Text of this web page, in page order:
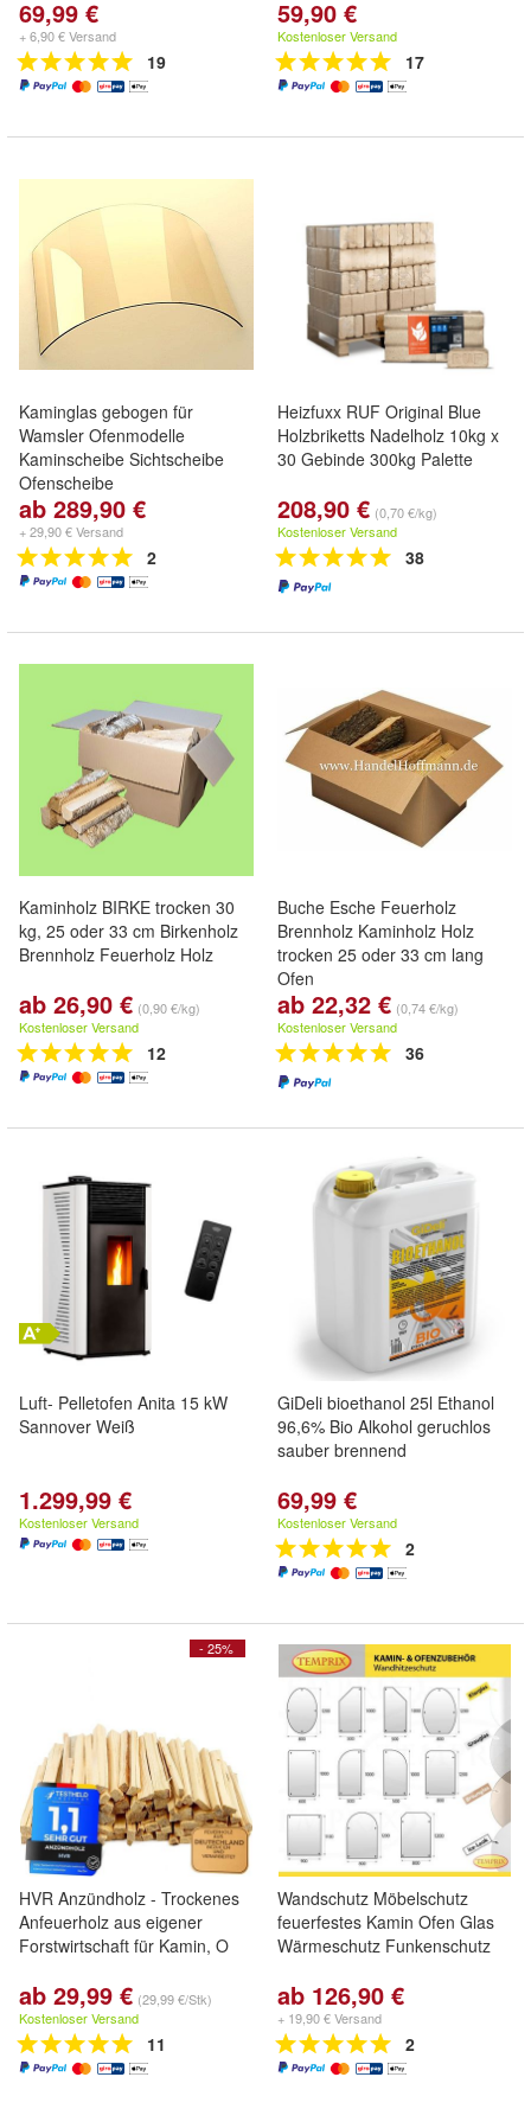
69,99 €
+ 6,90 € Versand
19
59,90 €
Kostenloser Versand
17
Kaminglas gebogen für
Wamsler Ofenmodelle
Kaminscheibe Sichtscheibe
Ofenscheibe
ab 289,90 €
+ 29,90 € Versand
2
Heizfuxx RUF Original Blue
Holzbriketts Nadelholz 10kg x
30 Gebinde 300kg Palette
208,90 € (0,70 €/kg)
Kostenloser Versand
38
Kaminholz BIRKE trocken 30
kg, 25 oder 33 cm Birkenholz
Brennholz Feuerholz Holz
ab 26,90 € (0,90 €/kg)
Kostenloser Versand
12
Buche Esche Feuerholz
Brennholz Kaminholz Holz
trocken 25 oder 33 cm lang
Ofen
ab 22,32 € (0,74 €/kg)
Kostenloser Versand
36
Luft- Pelletofen Anita 15 kW
Sannover Weiß
1.299,99 €
Kostenloser Versand
GiDeli bioethanol 25l Ethanol
96,6% Bio Alkohol geruchlos
sauber brennend
69,99 €
Kostenloser Versand
2
- 25%
HVR Anzündholz - Trockenes
Anfeuerholz aus eigener
Forstwirtschaft für Kamin, O
ab 29,99 € (29,99 €/Stk)
Kostenloser Versand
11
Wandschutz Möbelschutz
feuerfestes Kamin Ofen Glas
Wärmeschutz Funkenschutz
ab 126,90 €
+ 19,90 € Versand
2